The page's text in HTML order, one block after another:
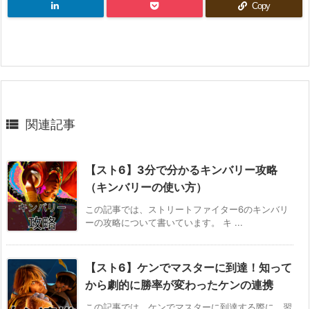
Copy
 関連記事
【スト6】3分で分かるキンバリー攻略
（キンバリーの使い方）
この記事では、ストリートファイター6のキンバリ
ーの攻略について書いています。 キ ...
【スト6】ケンでマスターに到達！知って
から劇的に勝率が変わったケンの連携